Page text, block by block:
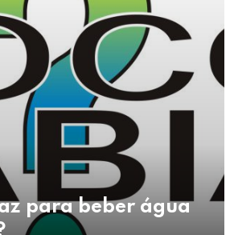
para beber água